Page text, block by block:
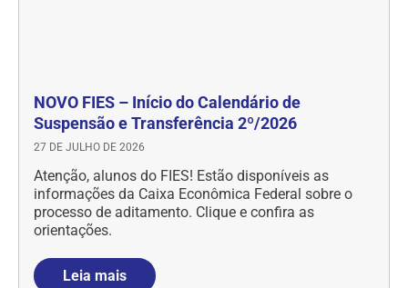
NOVO FIES – Início do Calendário de
Suspensão e Transferência 2º/2026
27 DE JULHO DE 2026
Atenção, alunos do FIES! Estão disponíveis as
informações da Caixa Econômica Federal sobre o
processo de aditamento. Clique e confira as
orientações.
Leia mais